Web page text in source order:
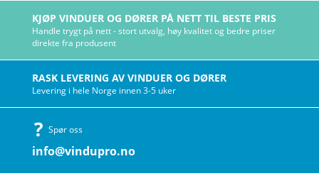
KJØP VINDUER OG DØRER PÅ NETT TIL BESTE PRIS
Handle trygt på nett - stort utvalg, høy kvalitet og bedre priser
direkte fra produsent
RASK LEVERING AV VINDUER OG DØRER
Levering i hele Norge innen 3-5 uker
Spør oss
info@vindupro.no